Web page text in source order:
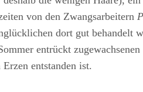
von den Zwangsarbeitern
dort gut behandelt
entrückt
entstanden ist.